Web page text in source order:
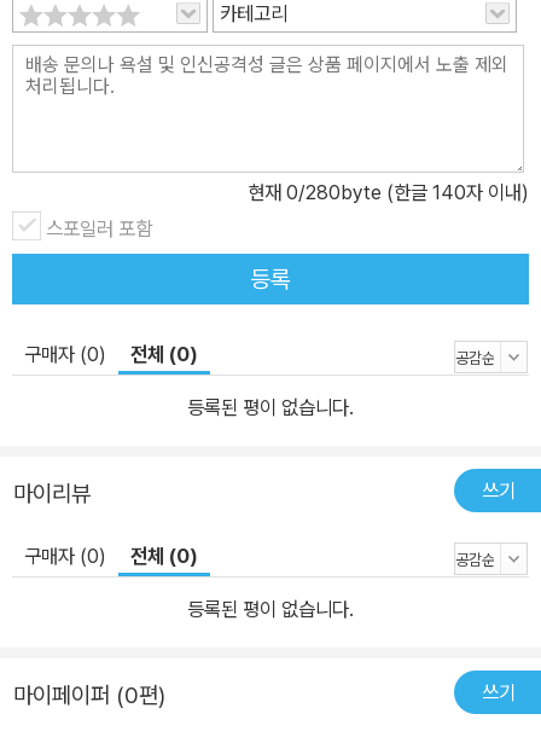
카테고리
현재 0/280byte (한글 140자 이내)
스포일러 포함
등록
구매자 (0) 전체 (0)
등록된 평이 없습니다.
마이리뷰 쓰기
구매자 (0) 전체 (0)
등록된 평이 없습니다.
마이페이퍼 (0편) 쓰기